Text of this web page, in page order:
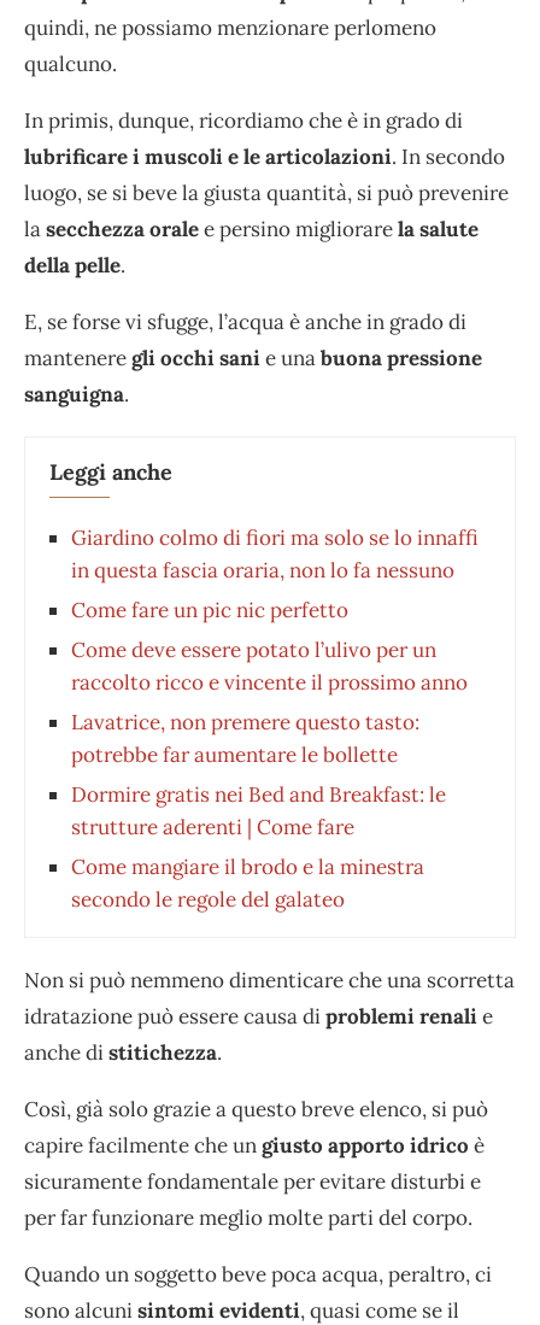
quindi, ne possiamo menzionare perlomeno
qualcuno.
In primis, dunque, ricordiamo che è in grado di
lubrificare i muscoli e le articolazioni. In secondo
luogo, se si beve la giusta quantità, si può prevenire
lasecchezza oralee persino migliorarela salute
della pelle.
E, se forse vi sfugge, l’acqua è anche in grado di
manteneregli occhi sanie unabuona pressione
sanguigna.
Leggi anche
Giardino colmo di fiori ma solo se lo innaffi
in questa fascia oraria, non lo fa nessuno
Come fare un pic nic perfetto
Come deve essere potato l’ulivo per un
raccolto ricco e vincente il prossimo anno
Lavatrice, non premere questo tasto:
potrebbe far aumentare le bollette
Dormire gratis nei Bed and Breakfast: le
strutture aderenti | Come fare
Come mangiare il brodo e la minestra
secondo le regole del galateo
Non si può nemmeno dimenticare che una scorretta
idratazione può essere causa diproblemi renalie
anche distitichezza.
Così, già solo grazie a questo breve elenco, si può
capire facilmente che ungiusto apporto idrico è
sicuramente fondamentale per evitare disturbi e
per far funzionare meglio molte parti del corpo.
Quando un soggetto beve poca acqua, peraltro, ci
sono alcunisintomi evidenti, quasi come se il